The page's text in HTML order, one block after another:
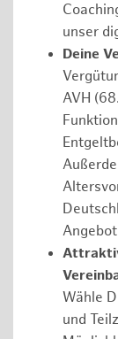
unser
Deine
AVH
Wähle
und